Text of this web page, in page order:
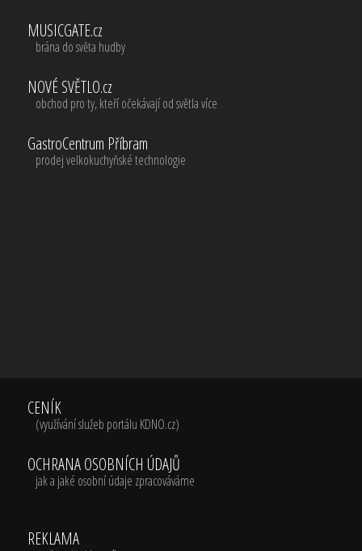
MUSICGATE.cz
brána do světa hudby
NOVÉ SVĚTLO.cz
obchod pro ty, kteří očekávají od světla více
GastroCentrum Příbram
prodej velkokuchyňské technologie
CENÍK
(využívání služeb portálu KDNO.cz)
OCHRANA OSOBNÍCH ÚDAJŮ
jak a jaké osobní údaje zpracováváme
REKLAMA